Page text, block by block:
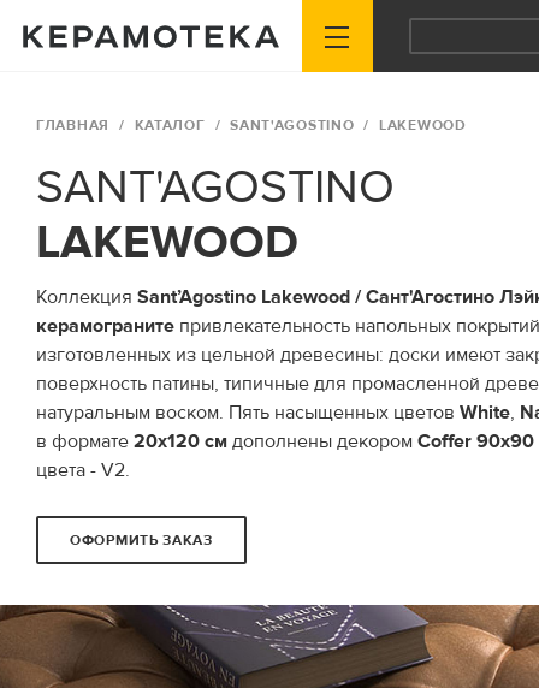
ГЛАВНАЯ КАТАЛОГ SANT'AGOSTINO LAKEWOOD
SANT'AGOSTINO
LAKEWOOD
Коллекция Sant’Agostino Lakewood / Сант'Агостино
керамограните привлекательность напольных
изготовленных из цельной древесины: доски имеют
поверхность патины, типичные для промасленной
натуральным воском. Пять насыщенных цветов White,
в формате 20x120 см дополнены декором Coffer 90x90
цвета - V2.
ОФОРМИТЬ ЗАКАЗ